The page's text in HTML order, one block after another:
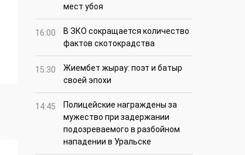
мест убоя
16:00
В ЗКО сокращается количество
фактов скотокрадства
15:30
Жиембет жырау: поэт и батыр
своей эпохи
14:45
Полицейские награждены за
мужество при задержании
подозреваемого в разбойном
нападении в Уральске